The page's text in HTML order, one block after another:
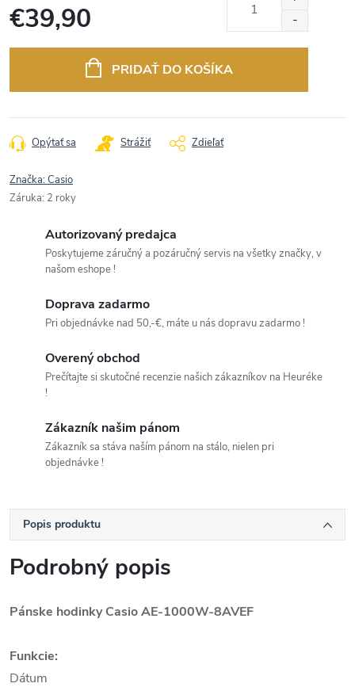
€39,90
PRIDAŤ DO KOŠÍKA
Opýtať sa Strážiť Zdieľať
Značka:Casio
Záruka: 2 roky
Autorizovaný predajca
Poskytujeme záručný a pozáručný servis na všetky značky, v
našom eshope !
Doprava zadarmo
Pri objednávke nad 50,-€, máte u nás dopravu zadarmo !
Overený obchod
Prečítajte si skutočné recenzie našich zákazníkov na Heuréke
!
Zákazník našim pánom
Zákazník sa stáva naším pánom na stálo, nielen pri
objednávke !
Popis produktu
Podrobný popis
Pánske hodinky CasioAE-1000W-8AVEF
Funkcie:
Dátum